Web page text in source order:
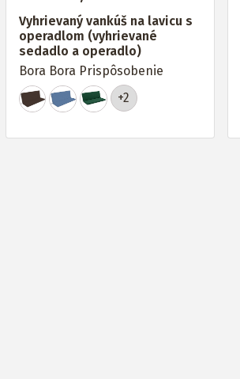
Vyhrievaný vankúš na lavicu s
operadlom (vyhrievané
sedadlo a operadlo)
Bora Bora Prispôsobenie
+2